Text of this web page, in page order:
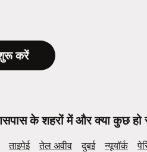
करें
के शहरों में और क्या कुछ हो
ताइपेई तेल अवीव दुबई न्यूयॉर्क